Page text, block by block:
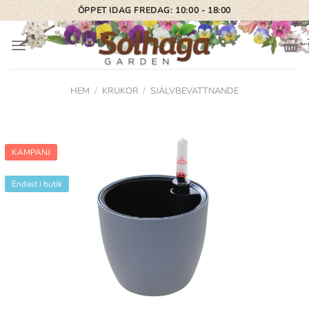
Skip
to
content
ÖPPET IDAG FREDAG: 10:00 - 18:00
HEM / KRUKOR / SJÄLVBEVATTNANDE
KAMPANJ
Endast i butik